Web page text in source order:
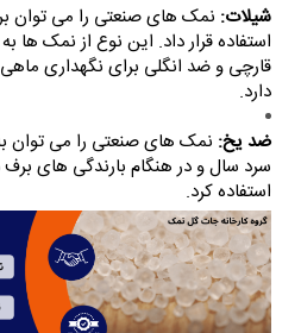
شیلات: نمک های صنعتی را می توان
استفاده قرار داد. این نوع از نمک ها
قارچی و ضد انگلی برای نگهداری
دارد.
ضد یخ: نمک های صنعتی را می
سرد سال و در هنگام بارندگی های برف
استفاده کرد.